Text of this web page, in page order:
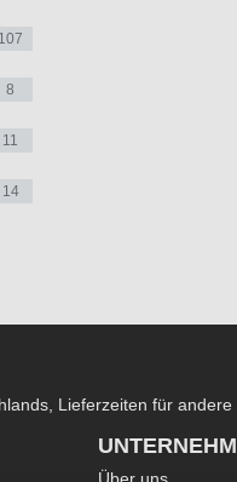
107
8
11
14
Lieferzeiten für